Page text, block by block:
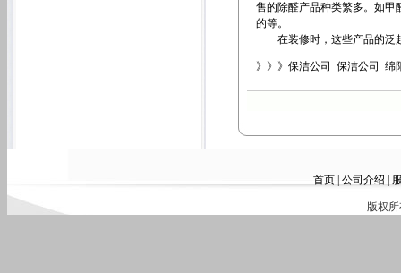
售的除醛产品种类繁多。如甲
的等。
在装修时，这些产品的泛
》》》保洁公司 保洁公司 绵
首页| 公司介绍
版权